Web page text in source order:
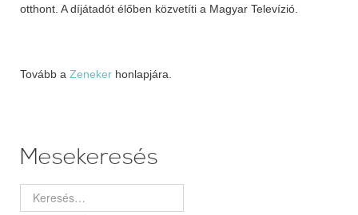
otthont. A díjátadót élőben közvetíti a Magyar Televízió.
Tovább a Zeneker honlapjára.
Mesekeresés